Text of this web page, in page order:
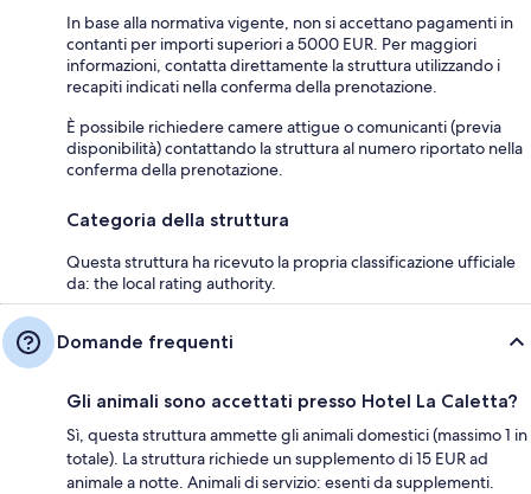
In base alla normativa vigente, non si accettano pagamenti in
contanti per importi superiori a 5000 EUR. Per maggiori
informazioni, contatta direttamente la struttura utilizzando i
recapiti indicati nella conferma della prenotazione.
È possibile richiedere camere attigue o comunicanti (previa
disponibilità) contattando la struttura al numero riportato nella
conferma della prenotazione.
Categoria della struttura
Questa struttura ha ricevuto la propria classificazione ufficiale
da: the local rating authority.
Domande frequenti
Gli animali sono accettati presso Hotel La Caletta?
Sì, questa struttura ammette gli animali domestici (massimo 1 in
totale). La struttura richiede un supplemento di 15 EUR ad
animale a notte. Animali di servizio: esenti da supplementi.